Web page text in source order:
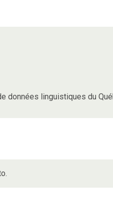
données linguistiques du